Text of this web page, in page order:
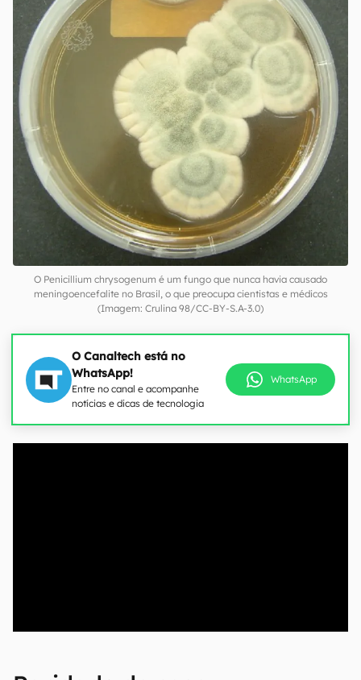
O Penicillium chrysogenum é um fungo que nunca havia causado
meningoencefalite no Brasil, o que preocupa cientistas e médicos
(Imagem: Crulina 98/CC-BY-S.A-3.0)
O Canaltech está no
WhatsApp!
Entre no canal e acompanhe
notícias e dicas de tecnologia
WhatsApp